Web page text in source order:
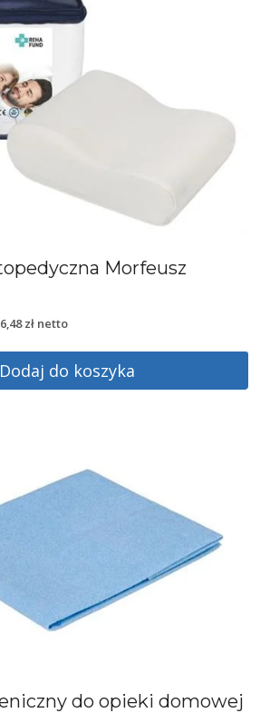
Morfeusz
zł netto
Dodaj do koszyka
do opieki domowej